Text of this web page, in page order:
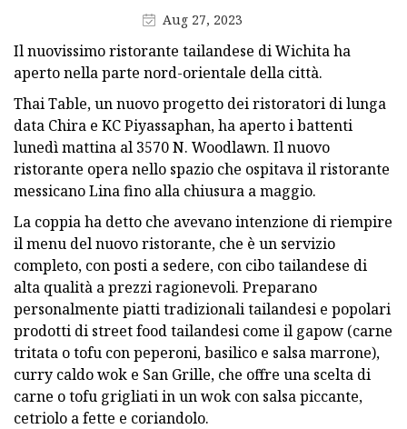
Aug 27, 2023
Il nuovissimo ristorante tailandese di Wichita ha
aperto nella parte nord-orientale della città.
Thai Table, un nuovo progetto dei ristoratori di lunga
data Chira e KC Piyassaphan, ha aperto i battenti
lunedì mattina al 3570 N. Woodlawn. Il nuovo
ristorante opera nello spazio che ospitava il ristorante
messicano Lina fino alla chiusura a maggio.
La coppia ha detto che avevano intenzione di riempire
il menu del nuovo ristorante, che è un servizio
completo, con posti a sedere, con cibo tailandese di
alta qualità a prezzi ragionevoli. Preparano
personalmente piatti tradizionali tailandesi e popolari
prodotti di street food tailandesi come il gapow (carne
tritata o tofu con peperoni, basilico e salsa marrone),
curry caldo wok e San Grille, che offre una scelta di
carne o tofu grigliati in un wok con salsa piccante,
cetriolo a fette e coriandolo.